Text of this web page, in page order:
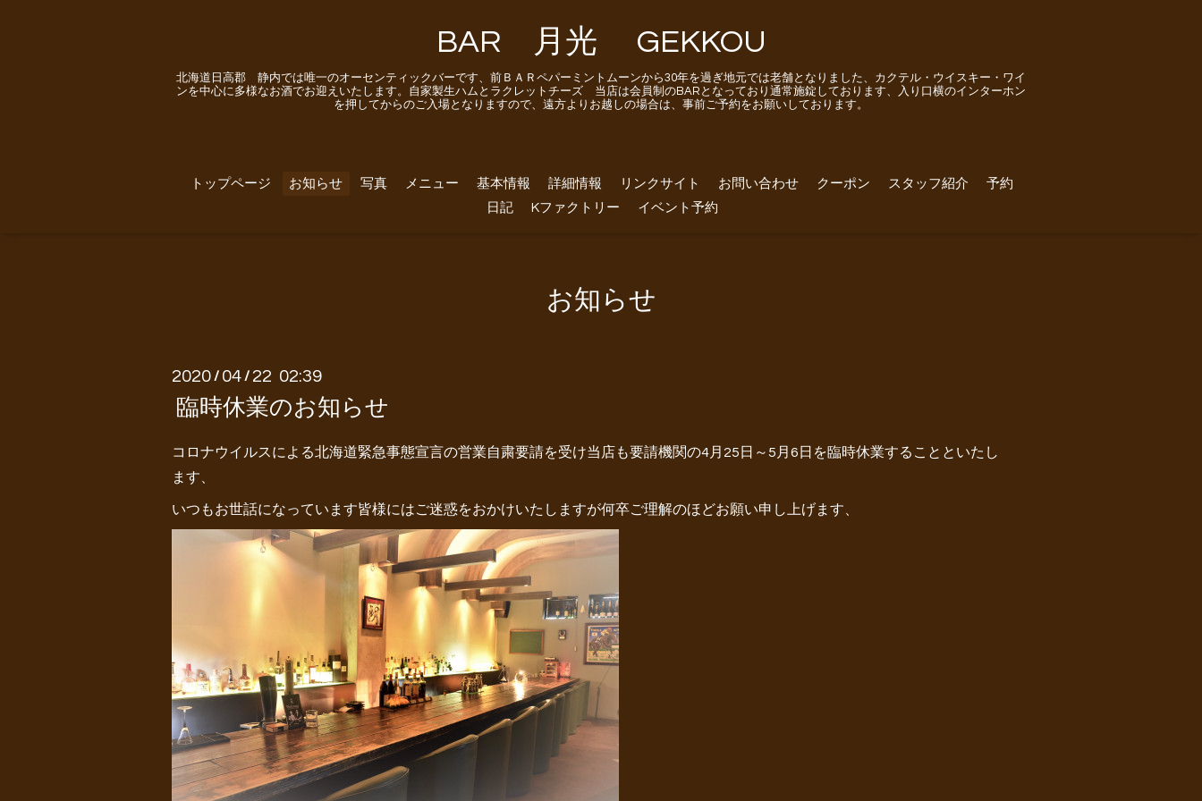
BAR 月光 GEKKOU
北海道日高郡 静内では唯一のオーセンティックバーです、前ＢＡＲペパーミントムーンから30年を過ぎ地元では老舗となりました、カクテル・ウイスキー・ワイ
ンを中心に多様なお酒でお迎えいたします。自家製生ハムとラクレットチーズ 当店は会員制のBARとなっており通常施錠しております、入り口横のインターホン
を押してからのご入場となりますので、遠方よりお越しの場合は、事前ご予約をお願いしております。
トップページ お知らせ 写真 メニュー 基本情報 詳細情報 リンクサイト お問い合わせ クーポン スタッフ紹介
予約
日記
Kファクトリー イベント予約
お知らせ
2020 / 04 / 22 02:39
臨時休業のお知らせ
コロナウイルスによる北海道緊急事態宣言の営業自粛要請を受け当店も要請機関の4月25日～5月6日を臨時休業することといたし
ます、
いつもお世話になっています皆様にはご迷惑をおかけいたしますが何卒ご理解のほどお願い申し上げます、